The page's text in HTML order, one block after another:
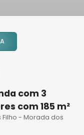
com 3
com 185 m²
- Morada dos